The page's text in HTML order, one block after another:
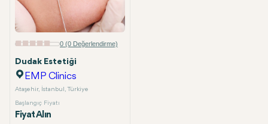
WhatsApp
Telegram
0 (0 Değerlendirme)
Dudak Estetiği
EMP Clinics
Ataşehir, İstanbul, Türkiye
Başlangıç Fiyatı
Fiyat Alın